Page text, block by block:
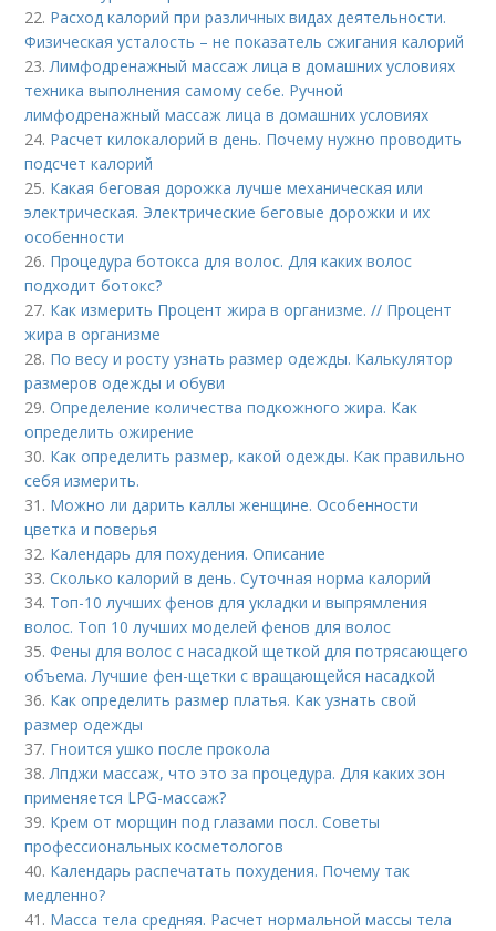
22. Расход калорий при различных видах деятельности.
Физическая усталость – не показатель сжигания калорий
23.Лимфодренажный массаж лица в домашних условиях
техника выполнения самому себе. Ручной
лимфодренажный массаж лица в домашних условиях
24. Расчет килокалорий в день. Почему нужно проводить
подсчет калорий
25. Какая беговая дорожка лучше механическая или
электрическая. Электрические беговые дорожки и их
особенности
26. Процедура ботокса для волос. Для каких волос
подходит ботокс?
27. Как измерить Процент жира в организме. // Процент
жира в организме
28. По весу и росту узнать размер одежды. Калькулятор
размеров одежды и обуви
29.Определение количества подкожного жира. Как
определить ожирение
30. Как определить размер, какой одежды. Как правильно
себя измерить.
31. Можно ли дарить каллы женщине. Особенности
цветка и поверья
32. Календарь для похудения. Описание
33.Сколько калорий в день. Суточная норма калорий
34. Топ-10 лучших фенов для укладки и выпрямления
волос. Топ 10 лучших моделей фенов для волос
35.Фены для волос с насадкой щеткой для потрясающего
объема. Лучшие фен-щетки с вращающейся насадкой
36. Как определить размер платья. Как узнать свой
размер одежды
37. Гноится ушко после прокола
38.Лпджи массаж, что это за процедура. Для каких зон
применяется LPG-массаж?
39. Крем от морщин под глазами посл. Советы
профессиональных косметологов
40. Календарь распечатать похудения. Почему так
медленно?
41. Масса тела средняя. Расчет нормальной массы тела